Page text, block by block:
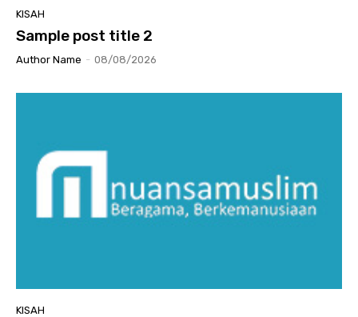
KISAH
Sample post title 2
Author Name - 08/08/2026
KISAH